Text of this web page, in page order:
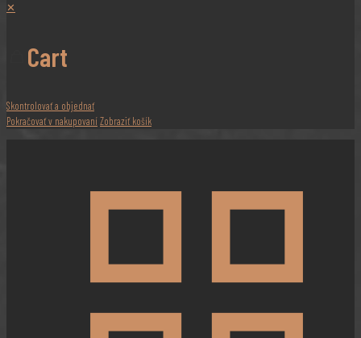
✕
Cart
Skontrolovať a objednať
Pokračovať v nakupovaníZobraziť košík